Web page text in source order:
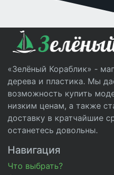
«Зелёный Кораблик» -
дерева и пластика. Мы
возможность купить
низким ценам, а также
доставку в кратчайшие
останетесь довольны.
Навигация
Что выбрать?